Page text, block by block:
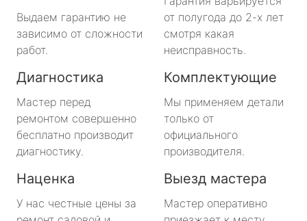
Выдаем гарантию не
зависимо от сложности
работ.
от полугода до 2-х лет
смотря какая
неисправность.
Диагностика
Мастер перед
ремонтом совершенно
бесплатно производит
диагностику.
Комплектующие
Мы применяем детали
только от
официального
производителя.
Наценка
У нас честные цены за
Выезд мастера
Мастер оперативно